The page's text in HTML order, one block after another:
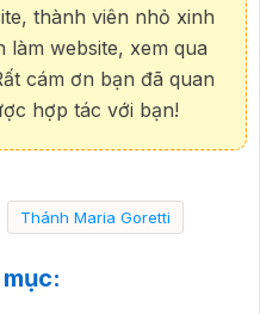
thành viên nhỏ xinh
làm website, xem qua
cám ơn bạn đã quan
hợp tác với bạn!
Thánh Maria Goretti